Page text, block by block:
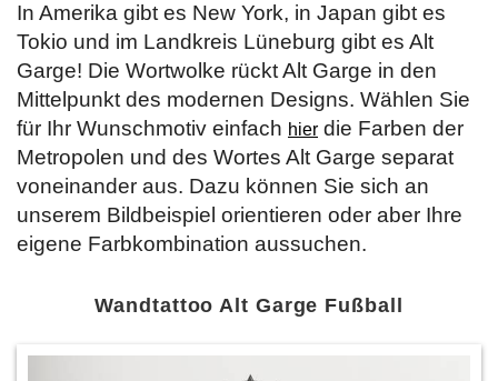
In Amerika gibt es New York, in Japan gibt es
Tokio und im Landkreis Lüneburg gibt es Alt
Garge! Die Wortwolke rückt Alt Garge in den
Mittelpunkt des modernen Designs. Wählen Sie
für Ihr Wunschmotiv einfach hier die Farben der
Metropolen und des Wortes Alt Garge separat
voneinander aus. Dazu können Sie sich an
unserem Bildbeispiel orientieren oder aber Ihre
eigene Farbkombination aussuchen.
Wandtattoo Alt Garge Fußball